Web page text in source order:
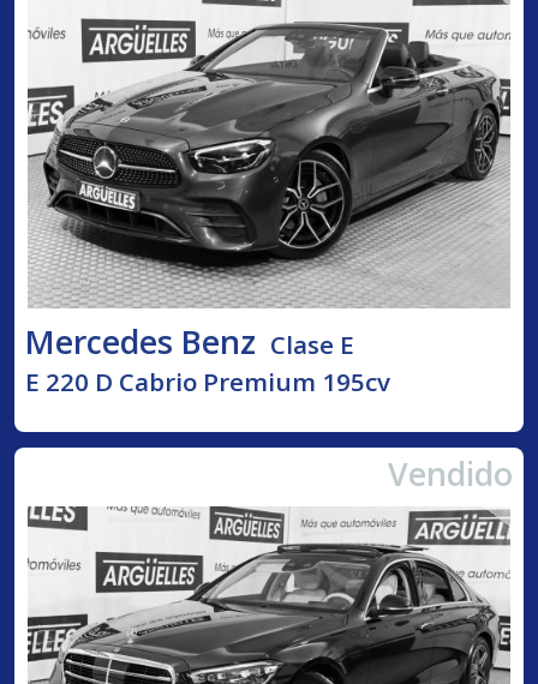
Mercedes Benz Clase E
E 220 D Cabrio Premium 195cv
Vendido